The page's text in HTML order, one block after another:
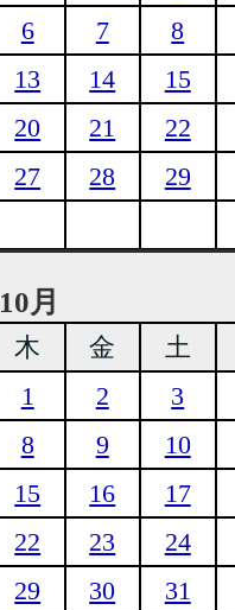
6 7
8
13 14
15
20 21
22
27 28
29
10月
木 金
土
1
2
3
8 9
10
15 16
17
22 23
24
29 30 31